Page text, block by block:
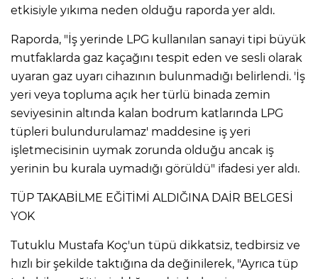
etkisiyle yıkıma neden olduğu raporda yer aldı.
Raporda, "İş yerinde LPG kullanılan sanayi tipi büyük
mutfaklarda gaz kaçağını tespit eden ve sesli olarak
uyaran gaz uyarı cihazının bulunmadığı belirlendi. 'İş
yeri veya topluma açık her türlü binada zemin
seviyesinin altında kalan bodrum katlarında LPG
tüpleri bulundurulamaz' maddesine iş yeri
işletmecisinin uymak zorunda olduğu ancak iş
yerinin bu kurala uymadığı görüldü" ifadesi yer aldı.
TÜP TAKABİLME EĞİTİMİ ALDIĞINA DAİR BELGESİ
YOK
Tutuklu Mustafa Koç'un tüpü dikkatsiz, tedbirsiz ve
hızlı bir şekilde taktığına da değinilerek, "Ayrıca tüp